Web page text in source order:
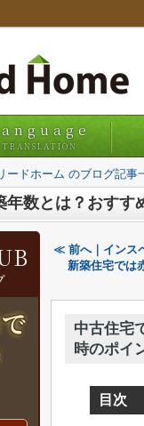
TRANSLATION
ードホーム のブログ記事
年数とは？おす
≪ 前へ｜インス
新築住宅では
中古住宅
時のポイ
目次